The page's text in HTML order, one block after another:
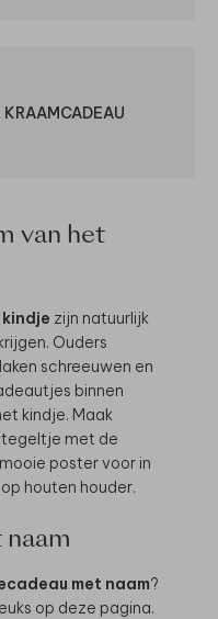
KRAAMCADEAU
van het
zijn natuurlijk
Ouders
schreeuwen en
binnen
kindje. Maak
met de
poster voor in
houten houder.
met naam?
op deze pagina.